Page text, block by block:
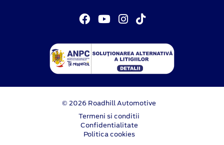
© 2026 Roadhill Automotive
Termeni si conditii
Confidentialitate
Politica cookies